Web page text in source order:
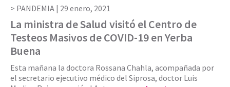
PANDEMIA | 29 enero, 2021
La ministra de Salud visitó el Centro de
Testeos Masivos de COVID-19 en Yerba
Buena
Esta mañana la doctora Rossana Chahla, acompañada por
el secretario ejecutivo médico del Siprosa, doctor Luis